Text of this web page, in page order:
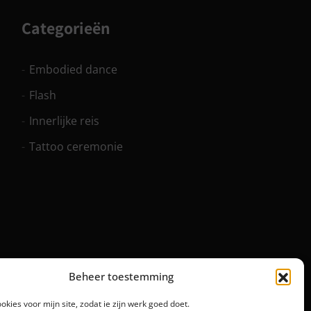
Beheer toestemming
voor mijn site, zodat ie zijn werk goed doet.
Categorieën
Embodied dance
Flash
Innerlijke reis
Tattoo ceremonie